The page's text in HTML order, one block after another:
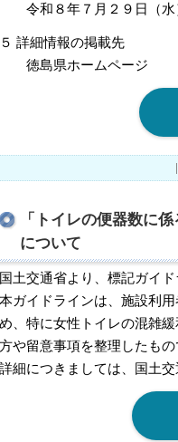
令和８年７月２９日（水
５ 詳細情報の掲載先
徳島県ホームページ
「トイレの便器数に
について
国土交通省より、標記ガイ
本ガイドラインは、施設利
め、特に女性トイレの混雑
方や留意事項を整理したも
詳細につきましては、国土